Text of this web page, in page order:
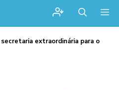
extraordinária para o